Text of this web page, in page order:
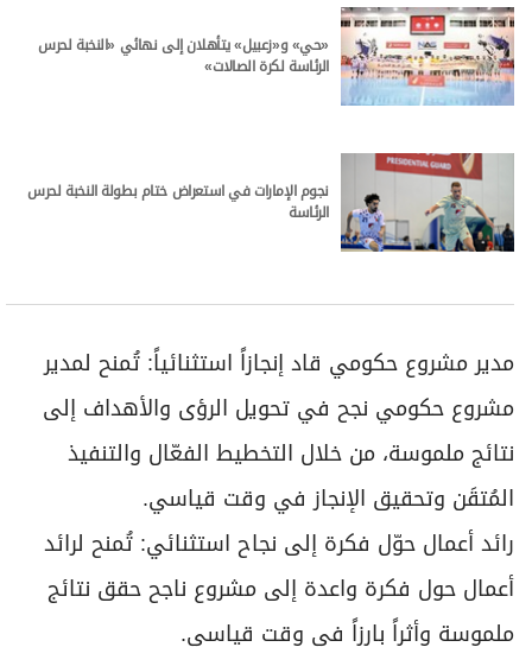
«حي» و«زعبيل» يتأهلان إلى نهائي «النخبة لحرس
الرئاسة لكرة الصالات»
نجوم الإمارات في استعراض ختام بطولة النخبة لحرس
الرئاسة
مدير مشروع حكومي قاد إنجازاً استثنائياً: تُمنح لمدير
مشروع حكومي نجح في تحويل الرؤى والأهداف إلى
نتائج ملموسة، من خلال التخطيط الفعّال والتنفيذ
المُتقَن وتحقيق الإنجاز في وقت قياسي.
رائد أعمال حوّل فكرة إلى نجاح استثنائي: تُمنح لرائد
أعمال حول فكرة واعدة إلى مشروع ناجح حقق نتائج
ملموسة وأثراً بارزاً في وقت قياسي.